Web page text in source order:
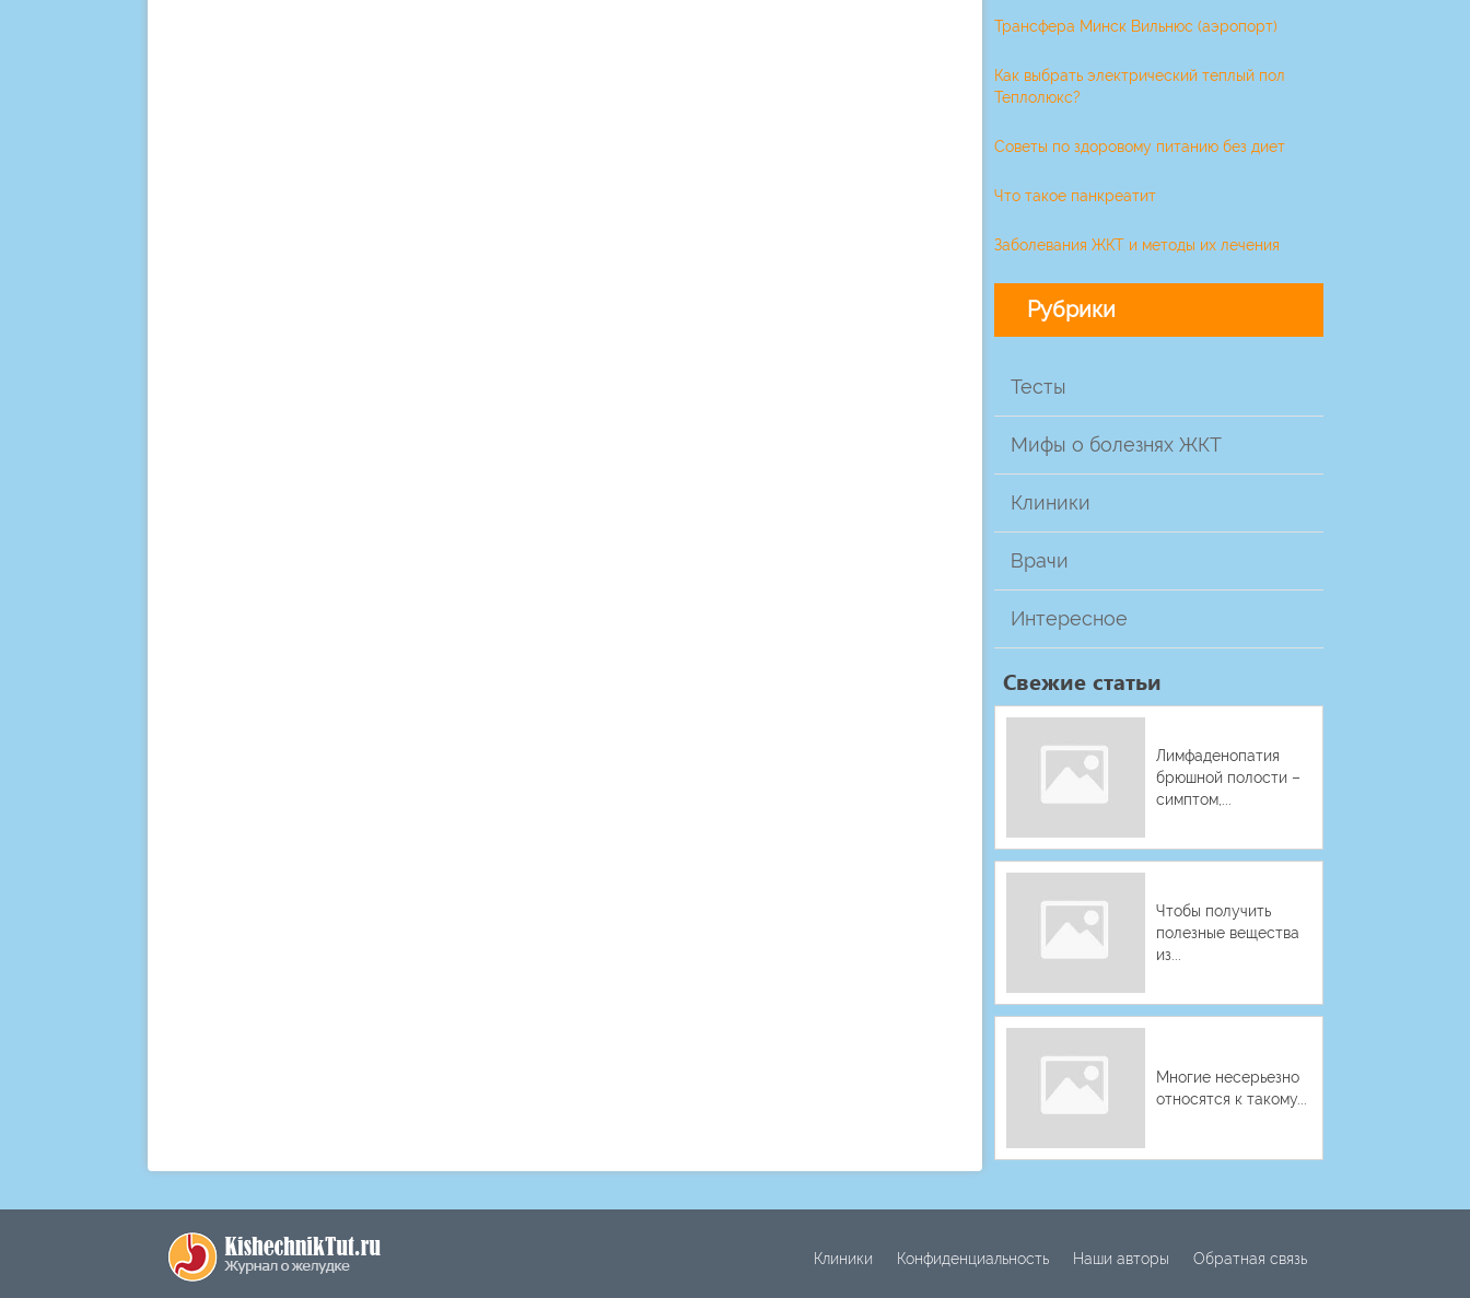
Трансфера Минск Вильнюс (аэропорт)
Как выбрать электрический теплый пол
Теплолюкс?
Советы по здоровому питанию без диет
Что такое панкреатит
Заболевания ЖКТ и методы их лечения
Рубрики
Тесты
Мифы о болезнях ЖКТ
Клиники
Врачи
Интересное
Свежие статьи
Лимфаденопатия
брюшной полости –
симптом,...
Чтобы получить
полезные вещества
из...
Многие несерьезно
относятся к такому...
Клиники Конфиденциальность Наши авторы Обратная связь